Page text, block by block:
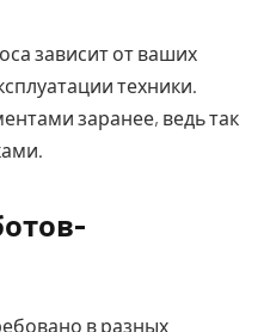
зависит от ваших
техники.
заранее, ведь так
в разных